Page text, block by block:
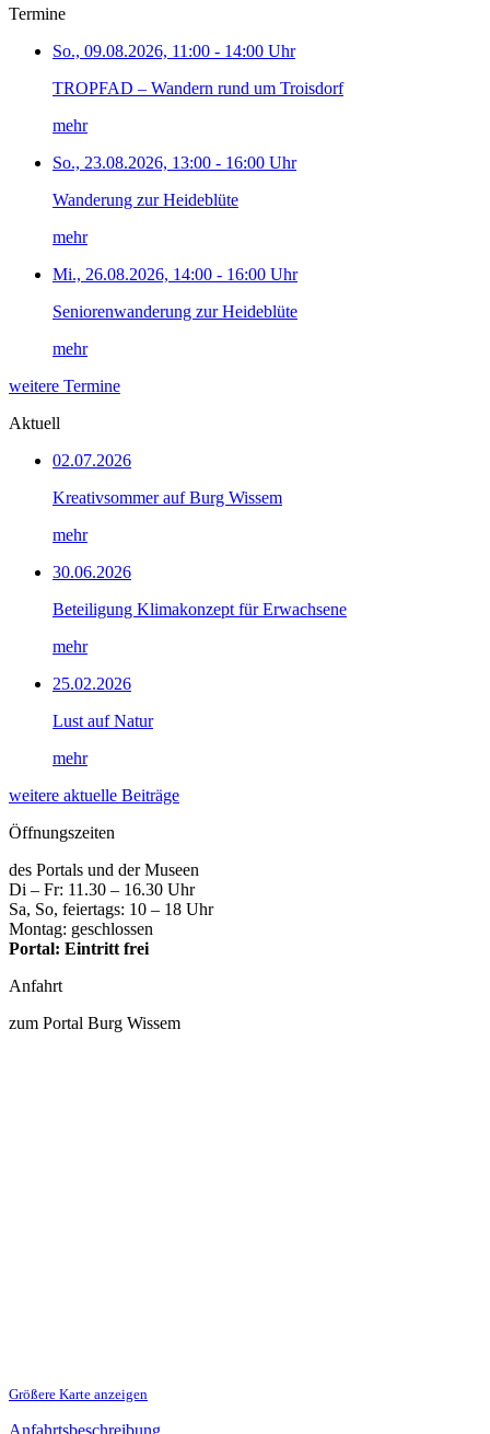
Termine
So., 09.08.2026, 11:00 - 14:00 Uhr
TROPFAD – Wandern rund um Troisdorf
mehr
So., 23.08.2026, 13:00 - 16:00 Uhr
Wanderung zur Heideblüte
mehr
Mi., 26.08.2026, 14:00 - 16:00 Uhr
Seniorenwanderung zur Heideblüte
mehr
weitere Termine
Aktuell
02.07.2026
Kreativsommer auf Burg Wissem
mehr
30.06.2026
Beteiligung Klimakonzept für Erwachsene
mehr
25.02.2026
Lust auf Natur
mehr
weitere aktuelle Beiträge
Öffnungszeiten
des Portals und der Museen
Di – Fr: 11.30 – 16.30 Uhr
Sa, So, feiertags: 10 – 18 Uhr
Montag: geschlossen
Portal: Eintritt frei
Anfahrt
zum Portal Burg Wissem
Größere Karte anzeigen
Anfahrtsbeschreibung